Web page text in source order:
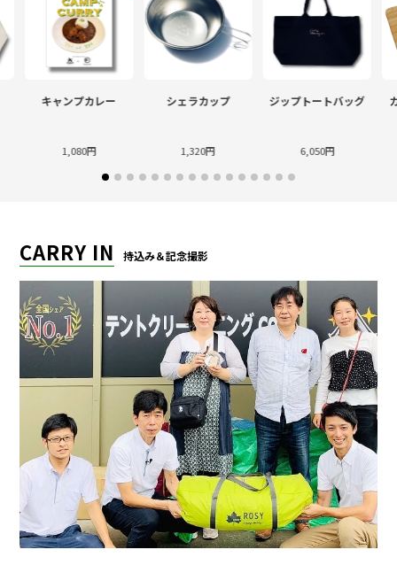
キャンプカレー
1,080円
シェラカップ
1,320円
ジップトートバッグ
6,050円
CARRY IN 持込み＆記念撮影